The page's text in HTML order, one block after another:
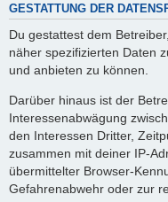
GESTATTUNG DER
Du gestattest dem
näher spezifizierten Daten
und anbieten zu können.
Darüber hinaus ist der
Interessenabwägung
den Interessen Dritter,
zusammen mit deiner IP-
übermittelter Browser-
Gefahrenabwehr oder zur